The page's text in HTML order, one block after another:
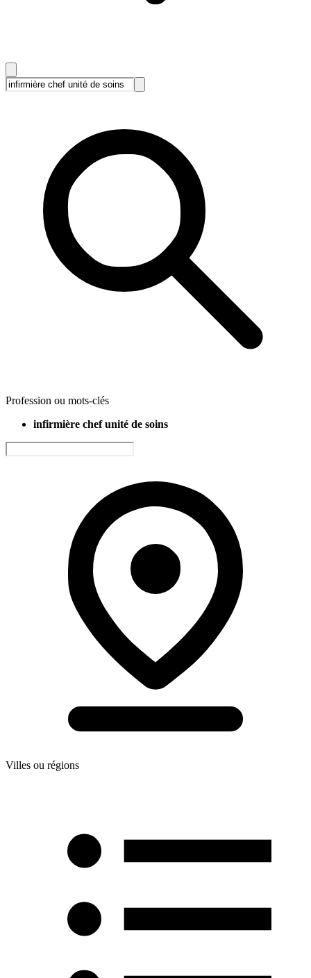
Profession ou mots-clés
infirmière chef unité de soins
Villes ou régions